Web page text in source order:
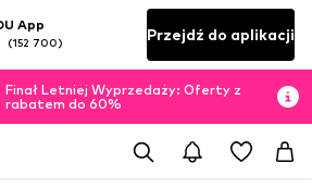
App
(152 700) Przejdź do aplikacji
Finał Letniej Wyprzedaży: Oferty z
rabatem do 60%